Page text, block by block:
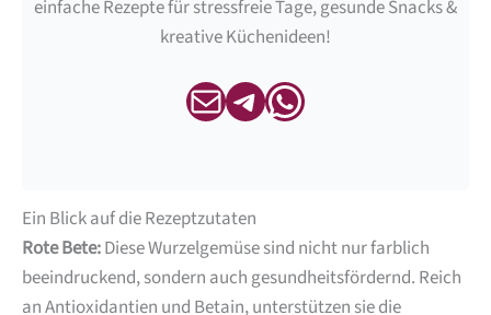
einfache Rezepte für stressfreie Tage, gesunde Snacks &
kreative Küchenideen!
E-Mail Newsletter Telegram Newsletter WhatsApp Newsletter
Ein Blick auf die Rezeptzutaten
Rote Bete:Diese Wurzelgemüse sind nicht nur farblich
beeindruckend, sondern auch gesundheitsfördernd. Reich
an Antioxidantien und Betain, unterstützen sie die